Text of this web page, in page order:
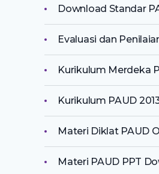
Download Standar
Evaluasi dan
Kurikulum Merdeka
Kurikulum PAUD
Materi Diklat PAUD
Materi PAUD PPT